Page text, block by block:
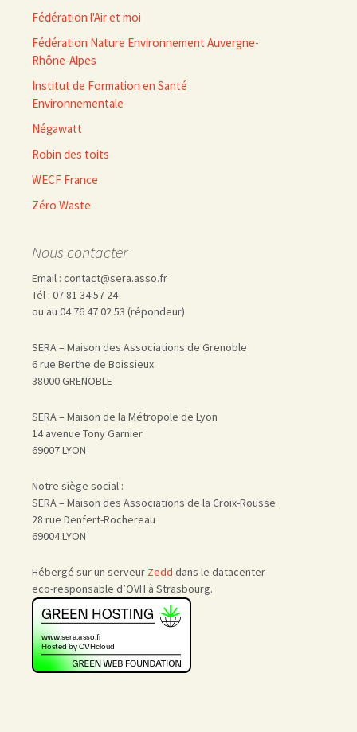
Fédération l'Air et moi
Fédération Nature Environnement Auvergne-
Rhône-Alpes
Institut de Formation en Santé
Environnementale
Négawatt
Robin des toits
WECF France
Zéro Waste
Nous contacter
Email : contact@sera.asso.fr
Tél : 07 81 34 57 24
ou au 04 76 47 02 53 (répondeur)
SERA – Maison des Associations de Grenoble
6 rue Berthe de Boissieux
38000 GRENOBLE
SERA – Maison de la Métropole de Lyon
14 avenue Tony Garnier
69007 LYON
Notre siège social :
SERA – Maison des Associations de la Croix-Rousse
28 rue Denfert-Rochereau
69004 LYON
Hébergé sur un serveur Zedd dans le datacenter
eco-responsable d’OVH à Strasbourg.